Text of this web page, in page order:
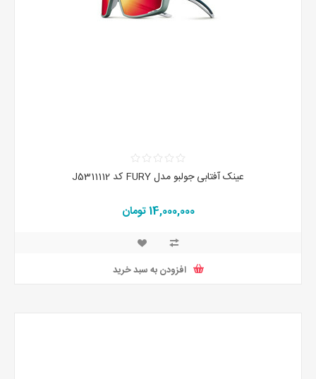
عینک آفتابی جولبو مدل FURY کد J5311112
14,000,000 تومان
افزودن به سبد خرید